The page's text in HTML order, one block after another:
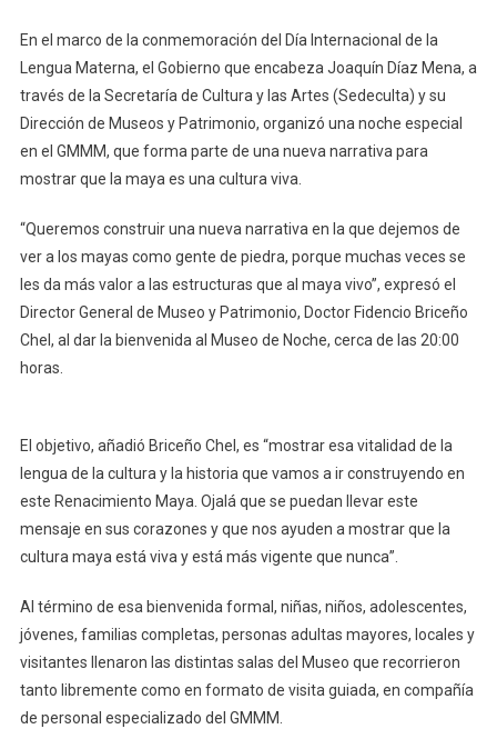
Maya
En el marco de la conmemoración del Día Internacional de la
Lengua Materna, el Gobierno que encabeza Joaquín Díaz Mena, a
través de la Secretaría de Cultura y las Artes (Sedeculta) y su
Dirección de Museos y Patrimonio, organizó una noche especial
en el GMMM, que forma parte de una nueva narrativa para
mostrar que la maya es una cultura viva.
“Queremos construir una nueva narrativa en la que dejemos de
ver a los mayas como gente de piedra, porque muchas veces se
les da más valor a las estructuras que al maya vivo”, expresó el
Director General de Museo y Patrimonio, Doctor Fidencio Briceño
Chel, al dar la bienvenida al Museo de Noche, cerca de las 20:00
horas.
El objetivo, añadió Briceño Chel, es “mostrar esa vitalidad de la
lengua de la cultura y la historia que vamos a ir construyendo en
este Renacimiento Maya. Ojalá que se puedan llevar este
mensaje en sus corazones y que nos ayuden a mostrar que la
cultura maya está viva y está más vigente que nunca”.
Al término de esa bienvenida formal, niñas, niños, adolescentes,
jóvenes, familias completas, personas adultas mayores, locales y
visitantes llenaron las distintas salas del Museo que recorrieron
tanto libremente como en formato de visita guiada, en compañía
de personal especializado del GMMM.